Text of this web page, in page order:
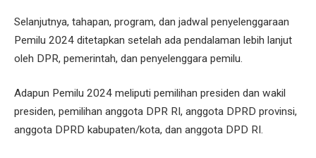
Selanjutnya, tahapan, program, dan jadwal penyelenggaraan
Pemilu 2024 ditetapkan setelah ada pendalaman lebih lanjut
oleh DPR, pemerintah, dan penyelenggara pemilu.
Adapun Pemilu 2024 meliputi pemilihan presiden dan wakil
presiden, pemilihan anggota DPR RI, anggota DPRD provinsi,
anggota DPRD kabupaten/kota, dan anggota DPD RI.